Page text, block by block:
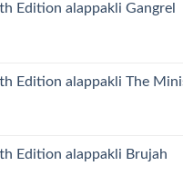
Edition alappakli Gangrel
Edition alappakli The
Edition alappakli Brujah